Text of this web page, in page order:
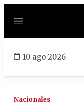
Menú
10 ago 2026
Nacionales